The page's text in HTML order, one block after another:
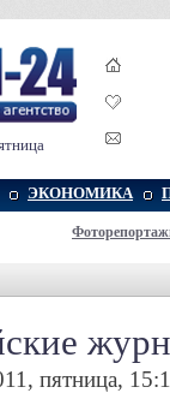
ЭКОНОМИКА
пятница,